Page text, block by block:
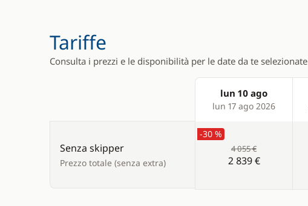
Tariffe
Consulta i prezzi e le disponibilità per le date da te selezionate
Products
lun 10 ago
lun 17 ago 2026
Senza skipper
Prezzo totale (senza extra)
-30 %
4 055 €
2 839 €